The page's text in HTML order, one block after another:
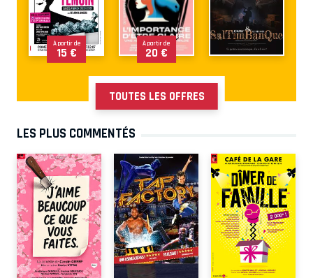
À partir de
15 €
À partir de
20 €
TOUTES LES OFFRES
LES PLUS COMMENTÉS